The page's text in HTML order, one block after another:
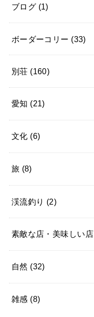
ブログ (1)
ボーダーコリー (33)
別荘 (160)
愛知 (21)
文化 (6)
旅 (8)
渓流釣り (2)
素敵な店・美味しい店
自然 (32)
雑感 (8)